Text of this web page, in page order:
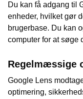
Du kan få adgang til
enheder, hvilket gør
brugerbase. Du kan
computer for at søge
Regelmæssige
Google Lens
optimering,